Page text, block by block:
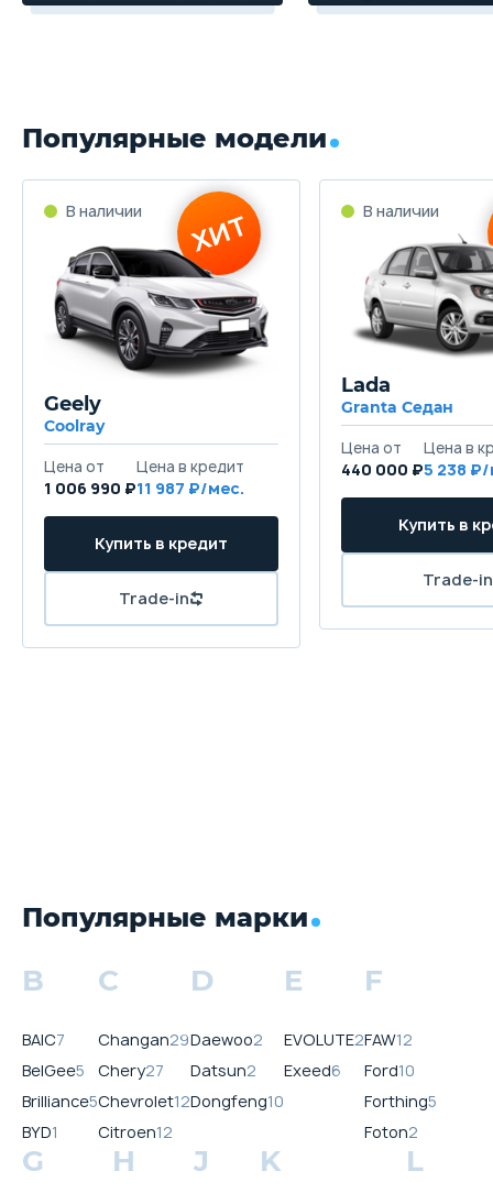
Популярные модели
Geely
Coolray
1 006 990 ₽11 987
Lada
Granta Седан
440 000 ₽5 238
Популярные марки
B
BAIC7
BelGee5
Brilliance5
BYD1
C
Changan29
Chery27
Chevrolet12
Citroen12
D
Daewoo2
Datsun2
Dongfeng10
E
EVOLUTE2
Exeed6
F
FAW12
Ford10
Forthing5
Foton2
G H J K L